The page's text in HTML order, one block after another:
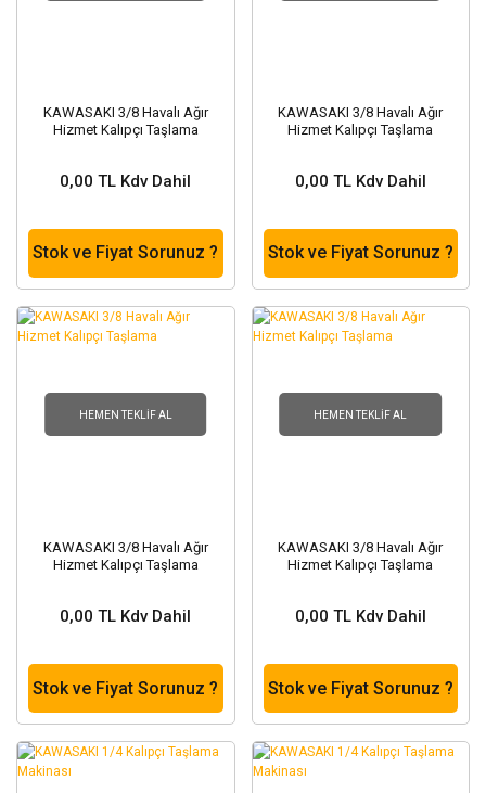
KAWASAKI 3/8 Havalı Ağır
Hizmet Kalıpçı Taşlama
0,00 TL Kdv Dahil
Stok ve Fiyat Sorunuz ?
KAWASAKI 3/8 Havalı Ağır
Hizmet Kalıpçı Taşlama
0,00 TL Kdv Dahil
Stok ve Fiyat Sorunuz ?
HEMEN TEKLIF AL
KAWASAKI 3/8 Havalı Ağır
Hizmet Kalıpçı Taşlama
0,00 TL Kdv Dahil
Stok ve Fiyat Sorunuz ?
HEMEN TEKLIF AL
KAWASAKI 3/8 Havalı Ağır
Hizmet Kalıpçı Taşlama
0,00 TL Kdv Dahil
Stok ve Fiyat Sorunuz ?